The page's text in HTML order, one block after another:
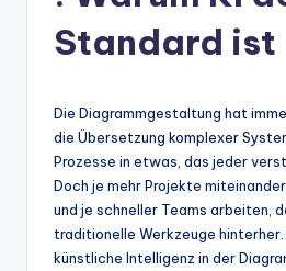
A
In
si
Standard ist
Die Diagrammgestaltung hat
die Übersetzung komplexer
Prozesse in etwas, das jeder
Doch je mehr Projekte
und je schneller Teams arbeiten,
traditionelle Werkzeuge hinterher.
künstliche Intelligenz in der